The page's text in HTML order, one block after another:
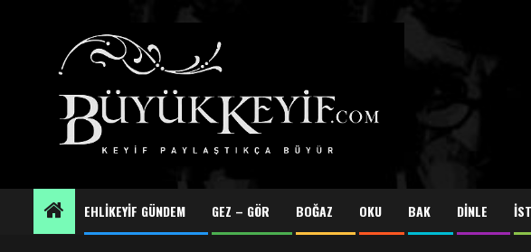
EHLİKEYİF GÜNDEM GEZ – GÖR BOĞAZ OKU BAK DİNLE